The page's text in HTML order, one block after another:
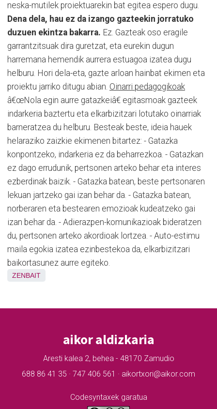
neska-mutilek proiektuarekin bat egitea espero dugu.
Dena dela, hau ez da izango gazteekin jorratuko
duzuen ekintza bakarra. Ez. Gazteak oso eragile
garrantzitsuak dira guretzat, eta eurekin dugun
harremana hemendik aurrera estuagoa izatea dugu
helburu. Hori dela-eta, gazte arloan hainbat ekimen eta
proiektu jarriko ditugu abian. Oinarri pedagogikoak
â€œNola egin aurre gatazkeiâ€ egitasmoak gazteek
indarkeria baztertu eta elkarbizitzari lotutako oinarriak
barneratzea du helburu. Besteak beste, ideia hauek
helaraziko zaizkie ekimenen bitartez: - Gatazka
konpontzeko, indarkeria ez da beharrezkoa. - Gatazkan
ez dago errudunik, pertsonen arteko behar eta interes
ezberdinak baizik. - Gatazka batean, beste pertsonaren
lekuan jartzeko gai izan behar da. - Gatazka batean,
norberaren eta bestearen emozioak kudeatzeko gai
izan behar da. - Adierazpen-komunikazioak bideratzen
du, pertsonen arteko akordioak lortzea. - Auto-estimu
maila egokia izatea ezinbestekoa da, elkarbizitzari
baikortasunez aurre egiteko.
ZENBAIT
aikor aldizkaria
Aresti kalea 2, behea - 48170 Zamudio
688 86 41 35 · 747 406 561 · aikortxori@aikor.com
Codesyntaxek garatua